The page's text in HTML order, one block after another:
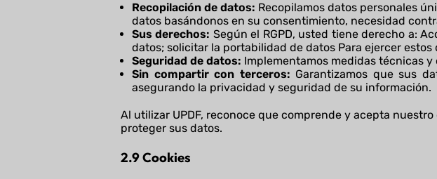
Recopilación de datos: Recopilamos datos personales
datos basándonos en su consentimiento, necesidad
Sus derechos: Según el RGPD, usted tiene derecho a:
datos; solicitar la portabilidad de datos Para ejercer
Seguridad de datos: Implementamos medidas técnicas
Sin compartir con terceros: Garantizamos que sus
asegurando la privacidad y seguridad de su información.
Al utilizar UPDF, reconoce que comprende y acepta
proteger sus datos.
2.9 Cookies